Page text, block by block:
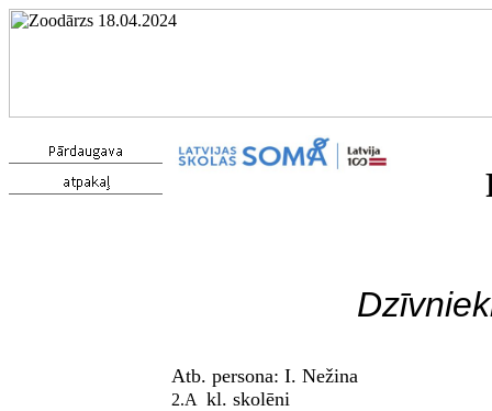
Atb. persona: I. Nežina
2.A kl. skolēni